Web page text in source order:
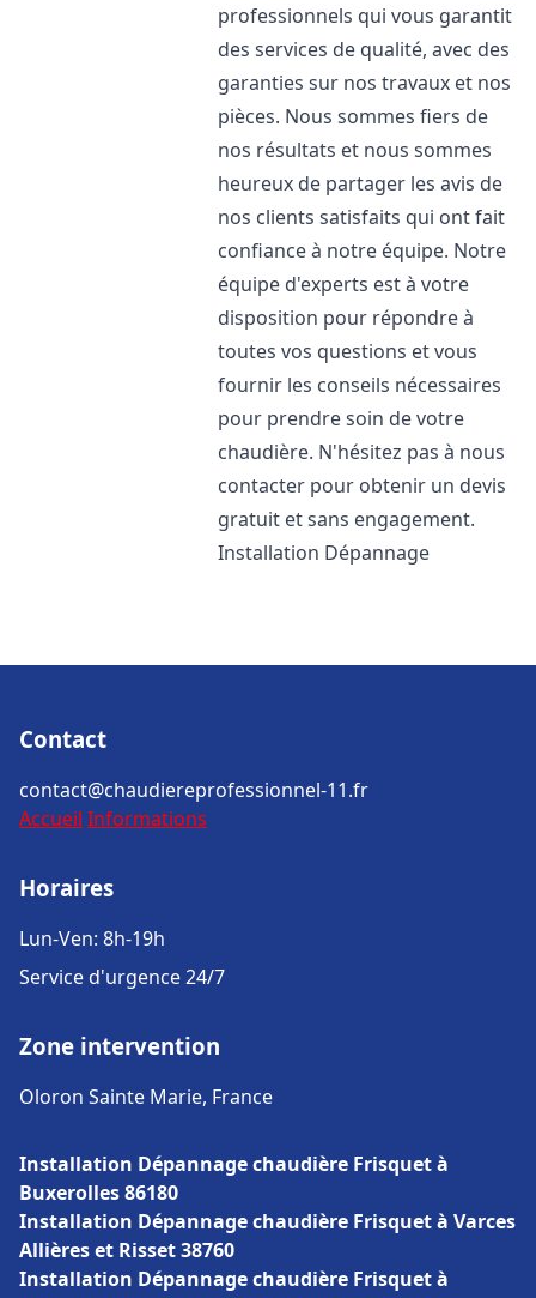
professionnels qui vous garantit
des services de qualité, avec des
garanties sur nos travaux et nos
pièces. Nous sommes fiers de
nos résultats et nous sommes
heureux de partager les avis de
nos clients satisfaits qui ont fait
confiance à notre équipe. Notre
équipe d'experts est à votre
disposition pour répondre à
toutes vos questions et vous
fournir les conseils nécessaires
pour prendre soin de votre
chaudière. N'hésitez pas à nous
contacter pour obtenir un devis
gratuit et sans engagement.
Installation Dépannage
Contact
contact@chaudiereprofessionnel-11.fr
Accueil Informations
Horaires
Lun-Ven: 8h-19h
Service d'urgence 24/7
Zone intervention
Oloron Sainte Marie, France
Installation Dépannage chaudière Frisquet à
Buxerolles 86180
Installation Dépannage chaudière Frisquet à Varces
Allières et Risset 38760
Installation Dépannage chaudière Frisquet à